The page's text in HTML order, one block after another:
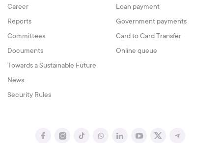
Career
Reports
Committees
Documents
Towards a Sustainable Future
News
Security Rules
Loan payment
Government payments
Card to Card Transfer
Online queue